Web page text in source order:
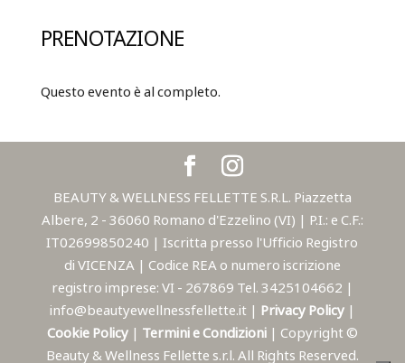
PRENOTAZIONE
Questo evento è al completo.
BEAUTY & WELLNESS FELLETTE S.R.L. Piazzetta
Albere, 2 - 36060 Romano d'Ezzelino (VI) | P.I.: e C.F.:
IT02699850240 | Iscritta presso l'Ufficio Registro
di VICENZA | Codice REA o numero iscrizione
registro imprese: VI - 267869 Tel. 3425104662 |
info@beautyewellnessfellette.it | Privacy Policy |
Cookie Policy | Termini e Condizioni | Copyright ©
Beauty & Wellness Fellette s.r.l. All Rights Reserved.